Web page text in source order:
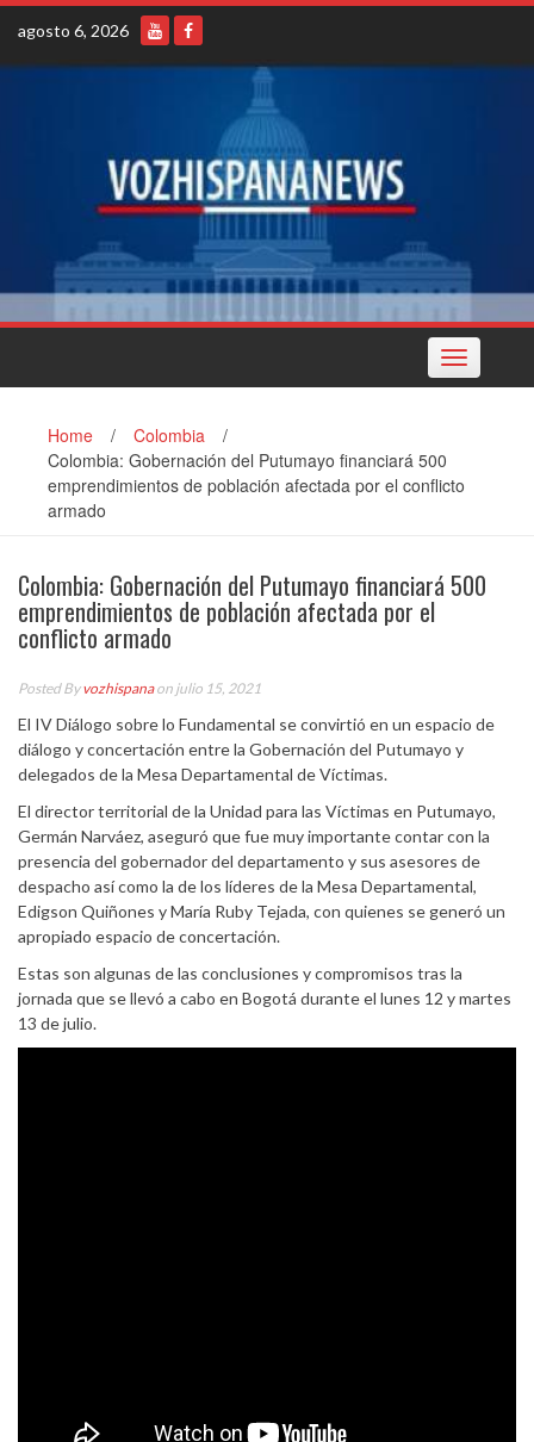
Skip
content
agosto 6, 2026
Toggle
navigation
Home / Colombia
/
Colombia: Gobernación del Putumayo financiará 500
emprendimientos de población afectada por el conflicto
armado
Colombia: Gobernación del Putumayo financiará 500
emprendimientos de población afectada por el
conflicto armado
Posted Byvozhispanaon julio 15, 2021
El IV Diálogo sobre lo Fundamental se convirtió en un espacio de
diálogo y concertación entre la Gobernación del Putumayo y
delegados de la Mesa Departamental de Víctimas.
El director territorial de la Unidad para las Víctimas en Putumayo,
Germán Narváez, aseguró que fue muy importante contar con la
presencia del gobernador del departamento y sus asesores de
despacho así como la de los líderes de la Mesa Departamental,
Edigson Quiñones y María Ruby Tejada, con quienes se generó un
apropiado espacio de concertación.
Estas son algunas de las conclusiones y compromisos tras la
jornada que se llevó a cabo en Bogotá durante el lunes 12 y martes
13 de julio.